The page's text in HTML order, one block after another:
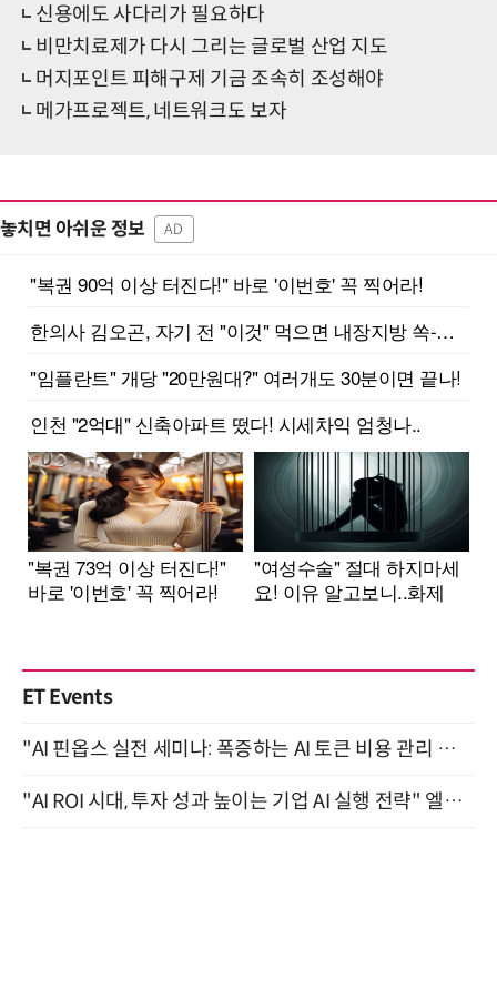
신용에도 사다리가 필요하다
비만치료제가 다시 그리는 글로벌 산업 지도
머지포인트 피해구제 기금 조속히 조성해야
메가프로젝트, 네트워크도 보자
놓치면 아쉬운 정보 AD
ET Events
"AI 핀옵스 실전 세미나: 폭증하는 AI 토큰 비용 관리 전략" 8월 21일 개최
"AI ROI 시대, 투자 성과 높이는 기업 AI 실행 전략" 엘타워 6층 (9월 18일)